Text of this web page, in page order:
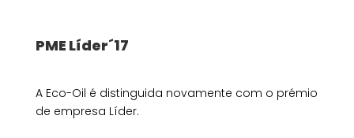
PME Líder´17
A Eco-Oil é distinguida novamente com o prémio
de empresa Líder.